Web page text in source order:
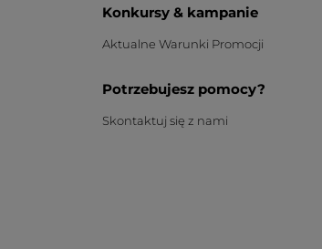
Konkursy & kampanie
Aktualne Warunki Promocji
Potrzebujesz pomocy?
Skontaktuj się z nami